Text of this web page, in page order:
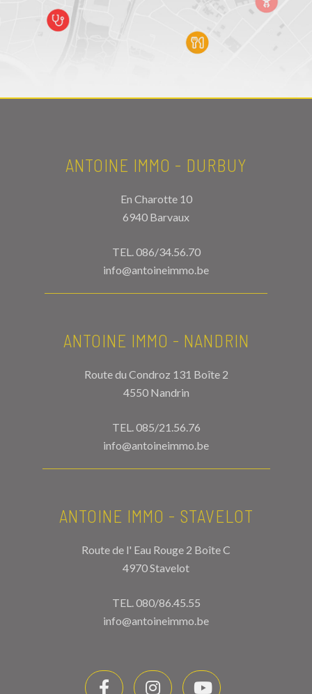
ANTOINE IMMO - DURBUY
En Charotte 10
6940 Barvaux
TEL.086/34.56.70
info@antoineimmo.be
ANTOINE IMMO - NANDRIN
Route du Condroz 131 Boîte 2
4550 Nandrin
TEL.085/21.56.76
info@antoineimmo.be
ANTOINE IMMO - STAVELOT
Route de l' Eau Rouge 2 Boîte C
4970 Stavelot
TEL.080/86.45.55
info@antoineimmo.be